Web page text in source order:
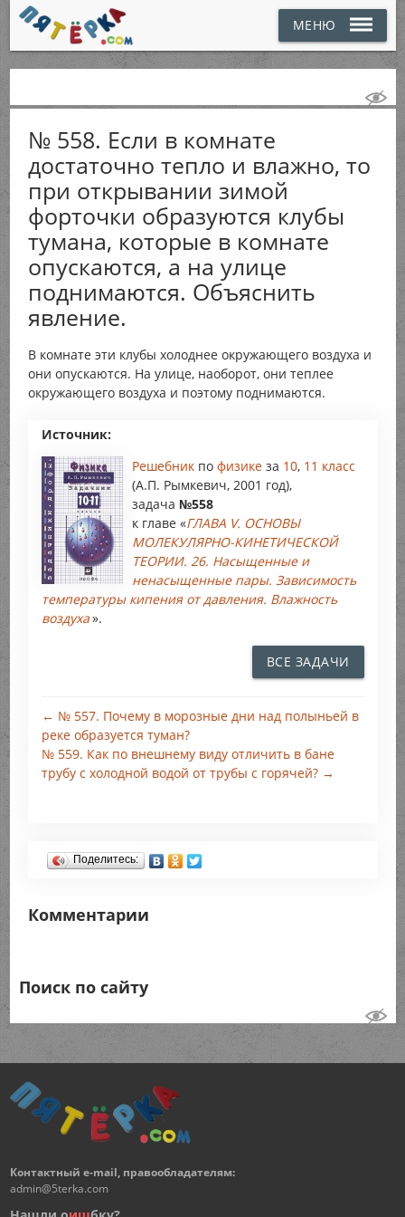
МЕНЮ
№ 558. Если в комнате
достаточно тепло и влажно, то
при открывании зимой
форточки образуются клубы
тумана, которые в комнате
опускаются, а на улице
поднимаются. Объяснить
явление.
В комнате эти клубы холоднее окружающего воздуха и
они опускаются. На улице, наоборот, они теплее
окружающего воздуха и поэтому поднимаются.
Источник:
Решебник по физике за 10, 11 класс
(А.П. Рымкевич, 2001 год),
задача №558
к главе «ГЛАВА V. ОСНОВЫ
МОЛЕКУЛЯРНО-КИНЕТИЧЕСКОЙ
ТЕОРИИ. 26. Насыщенные и
ненасыщенные пары. Зависимость
температуры кипения от давления. Влажность
воздуха».
ВСЕ ЗАДАЧИ
← № 557. Почему в морозные дни над полыньей в
реке образуется туман?
№ 559. Как по внешнему виду отличить в бане
трубу с холодной водой от трубы с горячей? →
Поделитесь:
Комментарии
Поиск по сайту
Контактный e-mail, правообладателям:
admin@5terka.com